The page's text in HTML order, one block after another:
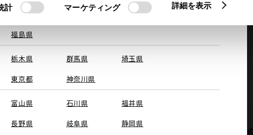
計 マーケティング 詳細を表示
岩手県 宮城県 秋田県
福島県
栃木県 群馬県 埼玉県
東京都 神奈川県
富山県 石川県 福井県
長野県 岐阜県 静岡県
し訳ございません。
問題が発生しました。
、しばらく経ってから再度、お試し下さい。
公